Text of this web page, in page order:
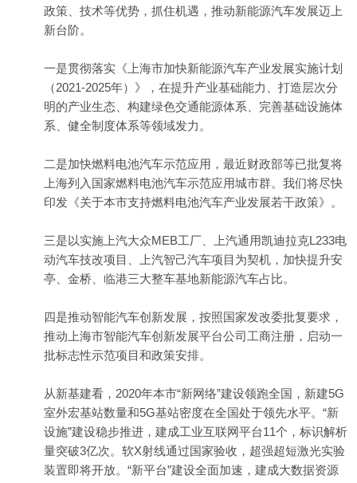
政策、技术等优势，抓住机遇，推动新能源汽车发展迈上
新台阶。
一是贯彻落实《上海市加快新能源汽车产业发展实施计划
（2021-2025年）》，在提升产业基础能力、打造层次分
明的产业生态、构建绿色交通能源体系、完善基础设施体
系、健全制度体系等领域发力。
二是加快燃料电池汽车示范应用，最近财政部等已批复将
上海列入国家燃料电池汽车示范应用城市群。我们将尽快
印发《关于本市支持燃料电池汽车产业发展若干政策》。
三是以实施上汽大众MEB工厂、上汽通用凯迪拉克L233电
动汽车技改项目、上汽智己汽车项目为契机，加快提升安
亭、金桥、临港三大整车基地新能源汽车占比。
四是推动智能汽车创新发展，按照国家发改委批复要求，
推动上海市智能汽车创新发展平台公司工商注册，启动一
批标志性示范项目和政策安排。
从新基建看，2020年本市“新网络”建设领跑全国，新建5G
室外宏基站数量和5G基站密度在全国处于领先水平。“新
设施”建设稳步推进，建成工业互联网平台11个，标识解析
量突破3亿次。软X射线通过国家验收，超强超短激光实验
装置即将开放。“新平台”建设全面加速，建成大数据资源